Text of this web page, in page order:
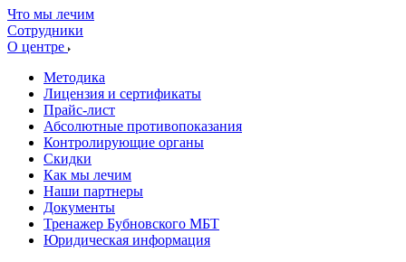
Что мы лечим
Сотрудники
О центре
Методика
Лицензия и сертификаты
Прайс-лист
Абсолютные противопоказания
Контролирующие органы
Скидки
Как мы лечим
Наши партнеры
Документы
Тренажер Бубновского МБТ
Юридическая информация